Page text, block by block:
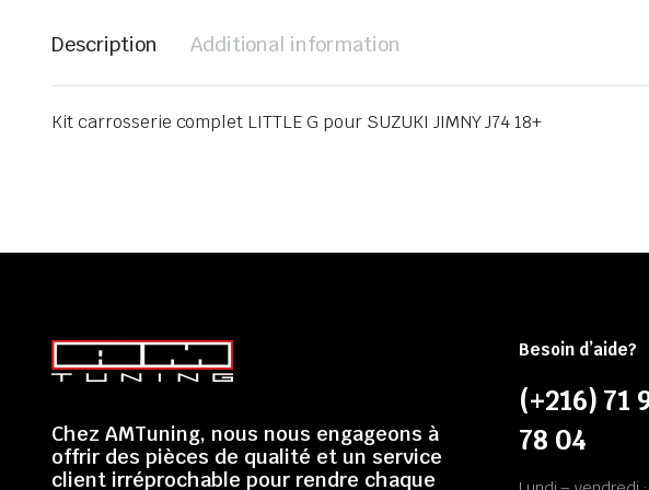
Description Additional information
Kit carrosserie complet LITTLE G pour SUZUKI JIMNY J74 18+
Chez AMTuning, nous nous engageons à
offrir des pièces de qualité et un service
client irréprochable pour rendre chaque
Besoin d’aide?
(+216) 71
78 04